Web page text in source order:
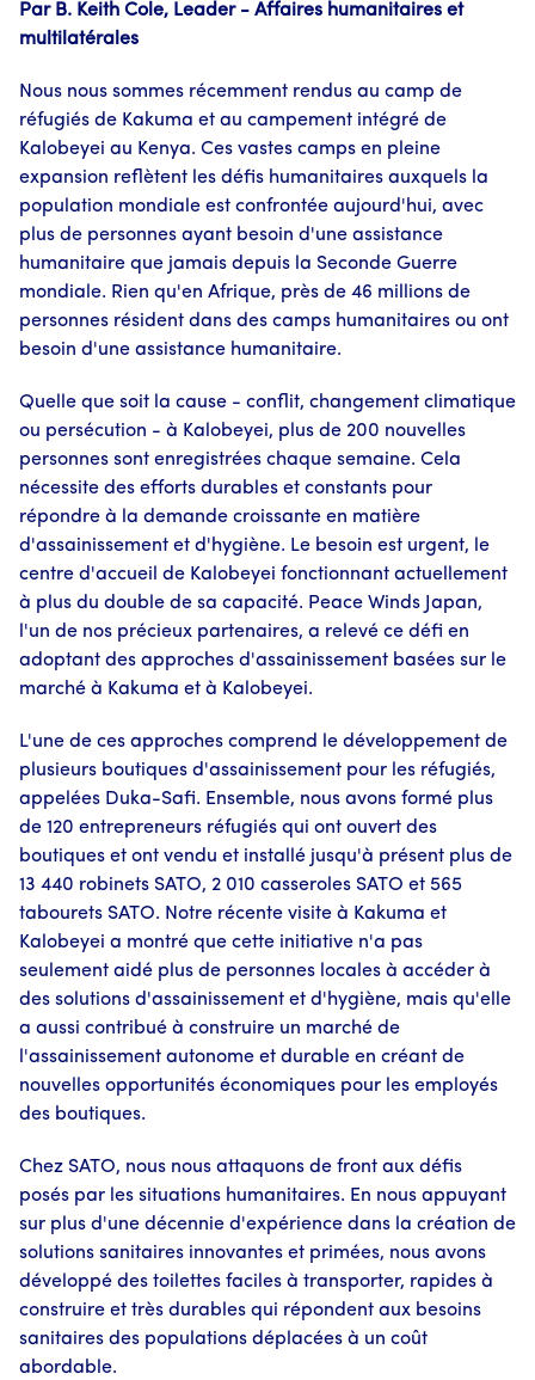
Par B. Keith Cole, Leader - Affaires humanitaires et
multilatérales
Nous nous sommes récemment rendus au camp de
réfugiés de Kakuma et au campement intégré de
Kalobeyei au Kenya. Ces vastes camps en pleine
expansion reflètent les défis humanitaires auxquels la
population mondiale est confrontée aujourd'hui, avec
plus de personnes ayant besoin d'une assistance
humanitaire que jamais depuis la Seconde Guerre
mondiale. Rien qu'en Afrique, près de 46 millions de
personnes résident dans des camps humanitaires ou ont
besoin d'une assistance humanitaire.
Quelle que soit la cause - conflit, changement climatique
ou persécution - à Kalobeyei, plus de 200 nouvelles
personnes sont enregistrées chaque semaine. Cela
nécessite des efforts durables et constants pour
répondre à la demande croissante en matière
d'assainissement et d'hygiène. Le besoin est urgent, le
centre d'accueil de Kalobeyei fonctionnant actuellement
à plus du double de sa capacité. Peace Winds Japan,
l'un de nos précieux partenaires, a relevé ce défi en
adoptant des approches d'assainissement basées sur le
marché à Kakuma et à Kalobeyei.
L'une de ces approches comprend le développement de
plusieurs boutiques d'assainissement pour les réfugiés,
appelées Duka-Safi. Ensemble, nous avons formé plus
de 120 entrepreneurs réfugiés qui ont ouvert des
boutiques et ont vendu et installé jusqu'à présent plus de
13 440 robinets SATO, 2 010 casseroles SATO et 565
tabourets SATO. Notre récente visite à Kakuma et
Kalobeyei a montré que cette initiative n'a pas
seulement aidé plus de personnes locales à accéder à
des solutions d'assainissement et d'hygiène, mais qu'elle
a aussi contribué à construire un marché de
l'assainissement autonome et durable en créant de
nouvelles opportunités économiques pour les employés
des boutiques.
Chez SATO, nous nous attaquons de front aux défis
posés par les situations humanitaires. En nous appuyant
sur plus d'une décennie d'expérience dans la création de
solutions sanitaires innovantes et primées, nous avons
développé des toilettes faciles à transporter, rapides à
construire et très durables qui répondent aux besoins
sanitaires des populations déplacées à un coût
abordable.